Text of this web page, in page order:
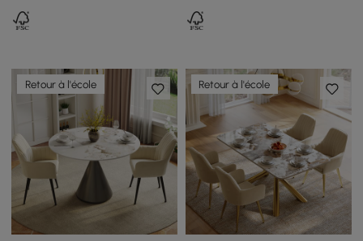
Retour à l'école Retour à l'école